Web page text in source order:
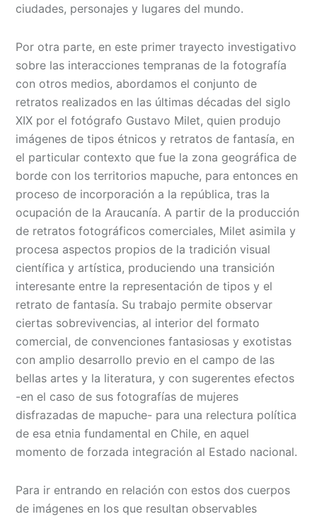
ciudades, personajes y lugares del mundo.
Por otra parte, en este primer trayecto investigativo
sobre las interacciones tempranas de la fotografía
con otros medios, abordamos el conjunto de
retratos realizados en las últimas décadas del siglo
XIX por el fotógrafo Gustavo Milet, quien produjo
imágenes de tipos étnicos y retratos de fantasía, en
el particular contexto que fue la zona geográfica de
borde con los territorios mapuche, para entonces en
proceso de incorporación a la república, tras la
ocupación de la Araucanía. A partir de la producción
de retratos fotográficos comerciales, Milet asimila y
procesa aspectos propios de la tradición visual
científica y artística, produciendo una transición
interesante entre la representación de tipos y el
retrato de fantasía. Su trabajo permite observar
ciertas sobrevivencias, al interior del formato
comercial, de convenciones fantasiosas y exotistas
con amplio desarrollo previo en el campo de las
bellas artes y la literatura, y con sugerentes efectos
-en el caso de sus fotografías de mujeres
disfrazadas de mapuche- para una relectura política
de esa etnia fundamental en Chile, en aquel
momento de forzada integración al Estado nacional.
Para ir entrando en relación con estos dos cuerpos
de imágenes en los que resultan observables